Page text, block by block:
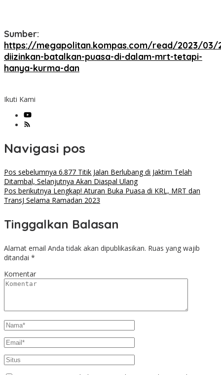
Sumber:
https://megapolitan.kompas.com/read/2023/03/
diizinkan-batalkan-puasa-di-dalam-mrt-tetapi-
hanya-kurma-dan
Ikuti Kami
Navigasi pos
Pos sebelumnya 6.877 Titik Jalan Berlubang di Jaktim Telah
Ditambal, Selanjutnya Akan Diaspal Ulang
Pos berikutnya Lengkap! Aturan Buka Puasa di KRL, MRT dan
TransJ Selama Ramadan 2023
Tinggalkan Balasan
Alamat email Anda tidak akan dipublikasikan. Ruas yang wajib
ditandai *
Komentar